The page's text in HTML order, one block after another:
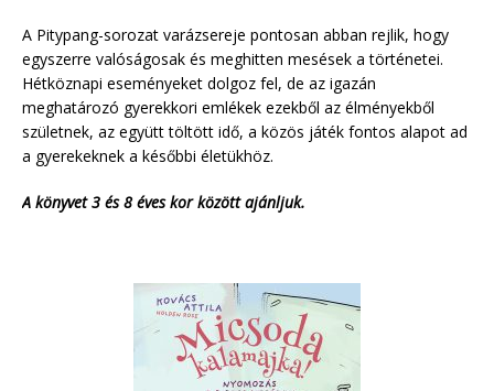
A Pitypang-sorozat varázsereje pontosan abban rejlik, hogy
egyszerre valóságosak és meghitten mesések a történetei.
Hétköznapi eseményeket dolgoz fel, de az igazán
meghatározó gyerekkori emlékek ezekből az élményekből
születnek, az együtt töltött idő, a közös játék fontos alapot ad
a gyerekeknek a későbbi életükhöz.
A könyvet 3 és 8 éves kor között ajánljuk.